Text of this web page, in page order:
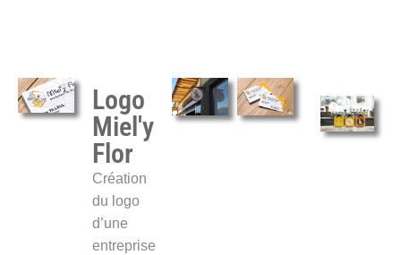
Logo
Miel'y
Flor
Création
du logo
d’une
entreprise